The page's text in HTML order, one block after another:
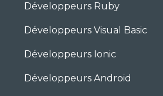
Développeurs Ruby
Développeurs Visual Basic
Développeurs Ionic
Développeurs Android